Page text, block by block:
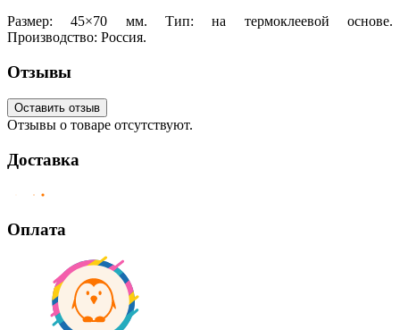
Размер: 45×70 мм. Тип: на термоклеевой основе.
Производство: Россия.
Отзывы
Оставить отзыв
Отзывы о товаре отсутствуют.
Доставка
Оплата